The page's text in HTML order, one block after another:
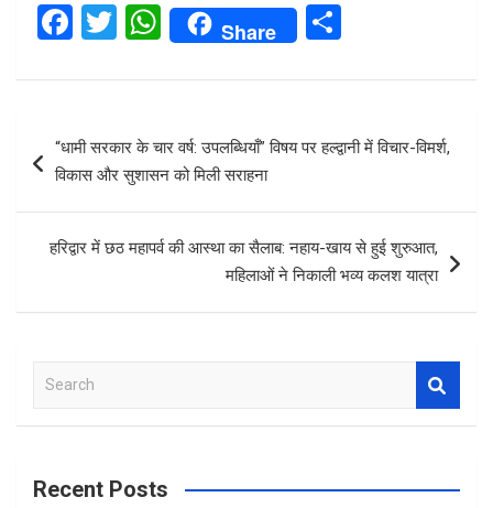
F
ce
b
o
k
T
tt
er
W
h
at
A
p
Share
ar
e
navigation
“धामी सरकार के चार वर्ष: उपलब्धियाँ” विषय पर हल्द्वानी में विचार-विमर्श,
विकास और सुशासन को मिली सराहना
हरिद्वार में छठ महापर्व की आस्था का सैलाब: नहाय-खाय से हुई शुरुआत,
महिलाओं ने निकाली भव्य कलश यात्रा
a
c
Recent Posts